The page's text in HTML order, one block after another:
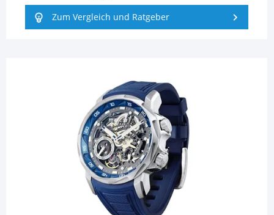
Zum Vergleich und Ratgeber